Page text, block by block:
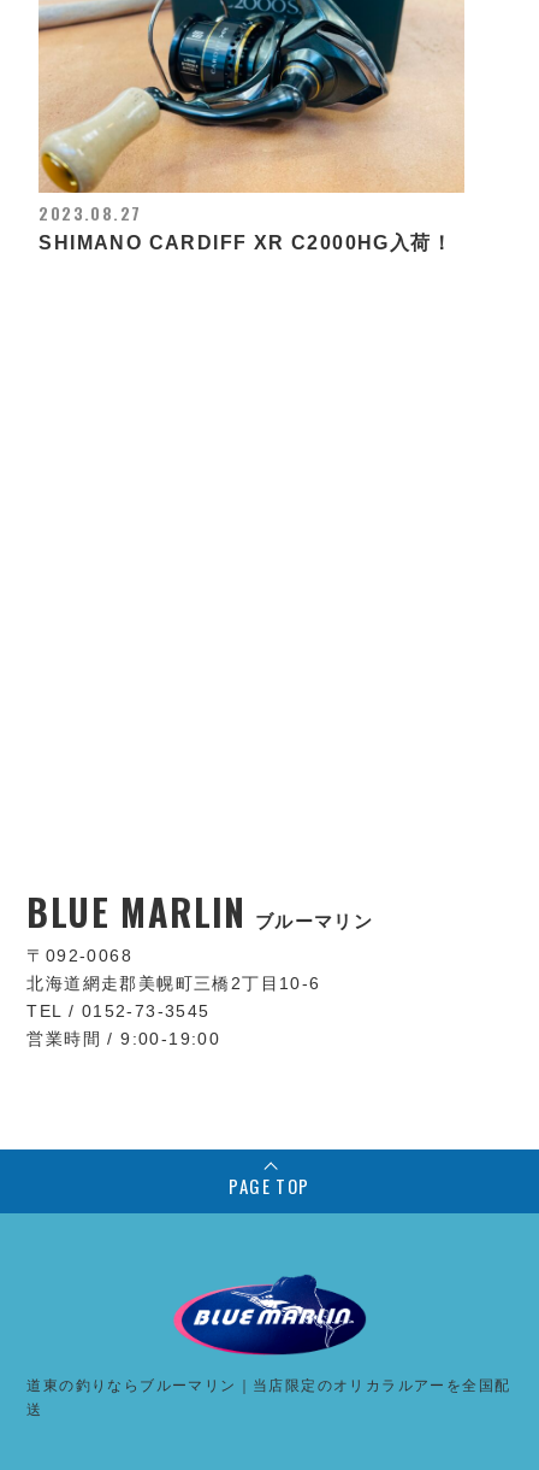
2023.08.27
SHIMANO CARDIFF XR C2000HG入荷！
BLUE MARLIN ブルーマリン
〒092-0068
北海道網走郡美幌町三橋2丁目10-6
TEL / 0152-73-3545
営業時間 / 9:00-19:00
PAGE TOP
道東の釣りならブルーマリン｜当店限定のオリカラルアーを全国配
送